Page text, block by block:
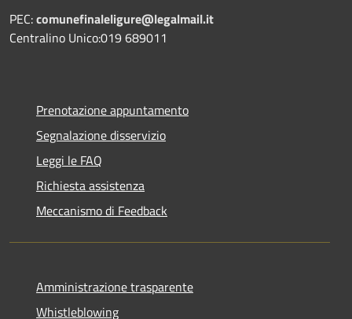
PEC:comunefinaleligure@legalmail.it
Centralino Unico:019 689011
Prenotazione appuntamento
Segnalazione disservizio
Leggi le FAQ
Richiesta assistenza
Meccanismo di Feedback
Amministrazione trasparente
Whistleblowing